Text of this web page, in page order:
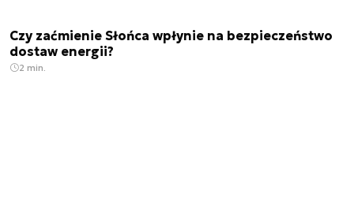
Czy zaćmienie Słońca wpłynie na bezpieczeństwo
dostaw energii?
2 min.